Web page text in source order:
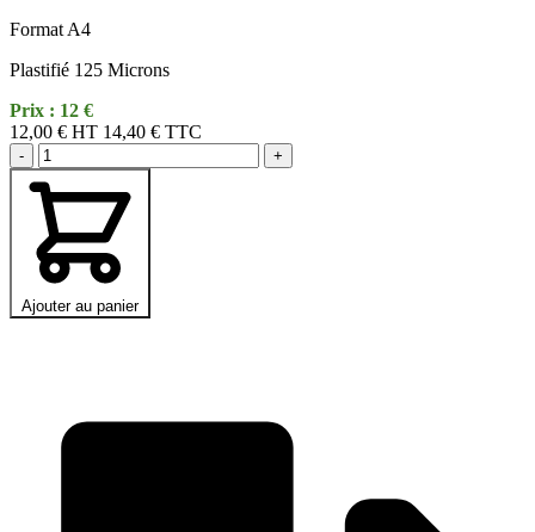
Format A4
Plastifié 125 Microns
Prix : 12 €
12,00 € HT 14,40 € TTC
- +
Ajouter au panier